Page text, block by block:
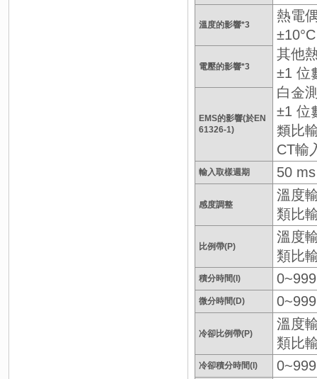
溫度的影響*3
熱電
其他
±1 位
白金
±1 位
類比
CT輸
電壓的影響*3
EMS的影響(於EN
61326-1)
輸入取樣週期 50 ms
感度調整
溫度
類比
比例帶(P)
溫度
類比
積分時間(I)
微分時間(D)
冷卻比例帶(P)
溫度
類比
冷卻積分時間(I)